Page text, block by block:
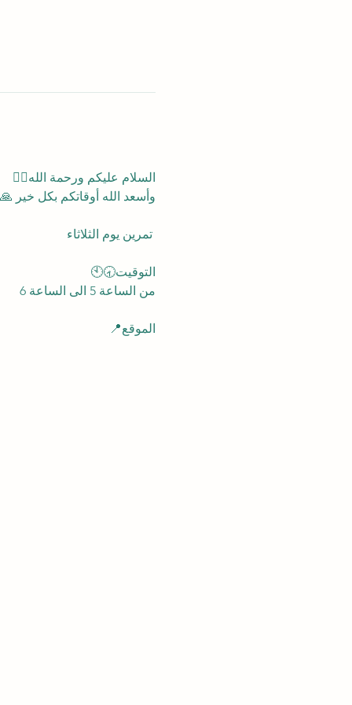
السلام عليكم ورحمة الله✋🏻
وأسعد الله أوقاتكم بكل خير
تمرين يوم الثلاثاء
التوقيت🕣🕙
من الساعة 5 الى الساعة 6
الموقع📍